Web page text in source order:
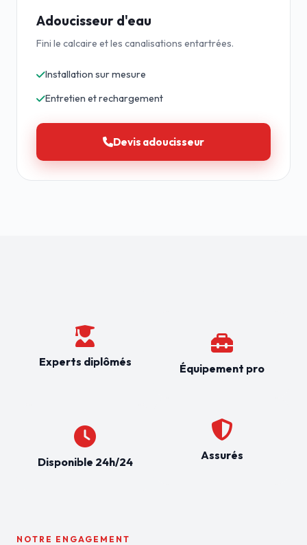
Adoucisseur d'eau
Fini le calcaire et les canalisations entartrées.
Installation sur mesure
Entretien et rechargement
Devis adoucisseur
Experts diplômés
Disponible 24h/24
Équipement pro
Assurés
NOTRE ENGAGEMENT